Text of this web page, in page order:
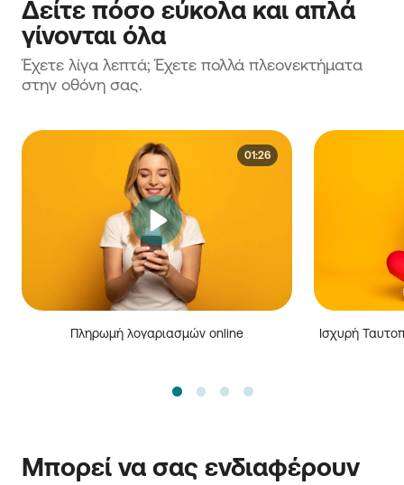
Δείτε πόσο εύκολα και απλά
γίνονται όλα
Έχετε λίγα λεπτά; Έχετε πολλά πλεονεκτήματα
στην οθόνη σας.
01:26
Πληρωμή λογαριασμών online Ισχυρή
Μπορεί να σας ενδιαφέρουν